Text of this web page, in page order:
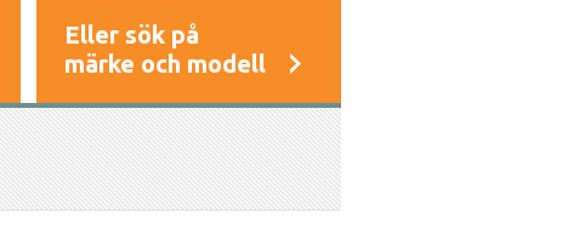
Eller sök på
märke och modell